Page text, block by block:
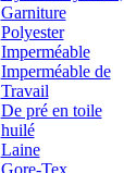
Garniture
Polyester
Imperméable
Imperméable de
Travail
De pré en toile
huilé
Laine